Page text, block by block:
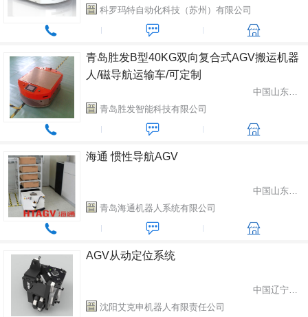
科罗玛特自动化科技（苏州）有限公司
青岛胜发B型40KG双向复合式AGV搬运机器
人/磁导航运输车/可定制
中国山东省青岛市
青岛胜发智能科技有限公司
海通 惯性导航AGV
中国山东省青岛市
青岛海通机器人系统有限公司
AGV从动定位系统
中国辽宁省沈阳市
沈阳艾克申机器人有限责任公司